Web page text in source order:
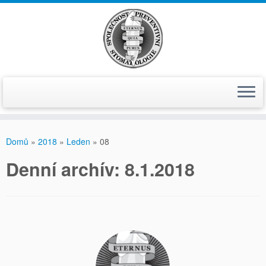
Domů » 2018 » Leden » 08
Denní­ archí­v: 8.1.2018